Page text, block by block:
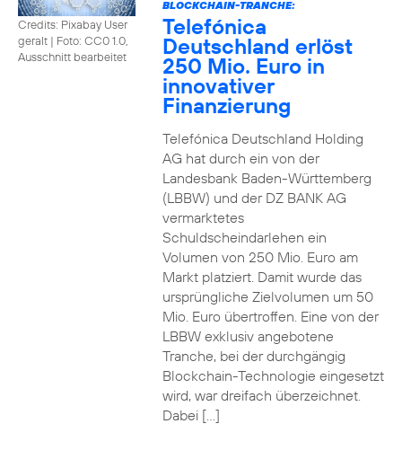
Credits: Pixabay User
geralt | Foto: CC0 1.0,
Ausschnitt bearbeitet
BLOCKCHAIN-TRANCHE:
Telefónica
Deutschland erlöst
250 Mio. Euro in
innovativer
Finanzierung
Telefónica Deutschland Holding
AG hat durch ein von der
Landesbank Baden-Württemberg
(LBBW) und der DZ BANK AG
vermarktetes
Schuldscheindarlehen ein
Volumen von 250 Mio. Euro am
Markt platziert. Damit wurde das
ursprüngliche Zielvolumen um 50
Mio. Euro übertroffen. Eine von der
LBBW exklusiv angebotene
Tranche, bei der durchgängig
Blockchain-Technologie eingesetzt
wird, war dreifach überzeichnet.
Dabei […]